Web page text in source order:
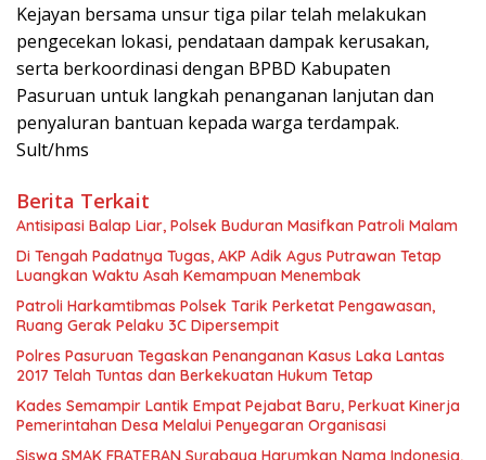
Kejayan bersama unsur tiga pilar telah melakukan
pengecekan lokasi, pendataan dampak kerusakan,
serta berkoordinasi dengan BPBD Kabupaten
Pasuruan untuk langkah penanganan lanjutan dan
penyaluran bantuan kepada warga terdampak.
Sult/hms
Berita Terkait
Antisipasi Balap Liar, Polsek Buduran Masifkan Patroli Malam
Di Tengah Padatnya Tugas, AKP Adik Agus Putrawan Tetap
Luangkan Waktu Asah Kemampuan Menembak
Patroli Harkamtibmas Polsek Tarik Perketat Pengawasan,
Ruang Gerak Pelaku 3C Dipersempit
Polres Pasuruan Tegaskan Penanganan Kasus Laka Lantas
2017 Telah Tuntas dan Berkekuatan Hukum Tetap
Kades Semampir Lantik Empat Pejabat Baru, Perkuat Kinerja
Pemerintahan Desa Melalui Penyegaran Organisasi
Siswa SMAK FRATERAN Surabaya Harumkan Nama Indonesia,